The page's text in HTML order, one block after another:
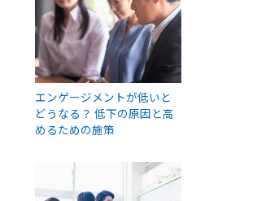
エンゲージメントが低いと
どうなる？ 低下の原因と高
めるための施策